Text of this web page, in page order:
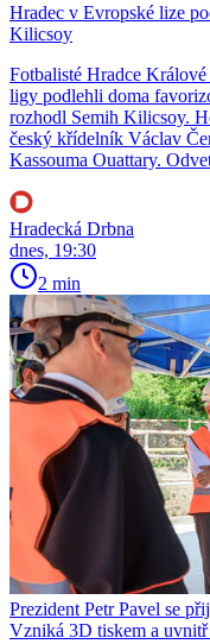
Hradec v Evropské lize
Kilicsoy
Fotbalisté Hradce
ligy podlehli doma
rozhodl Semih Kilicsoy.
český křídelník Václav
Kassouma Ouattary.
Hradecká Drbna
dnes, 19:30
2 min
Prezident Petr Pavel se
Vzniká 3D tiskem a uvnitř